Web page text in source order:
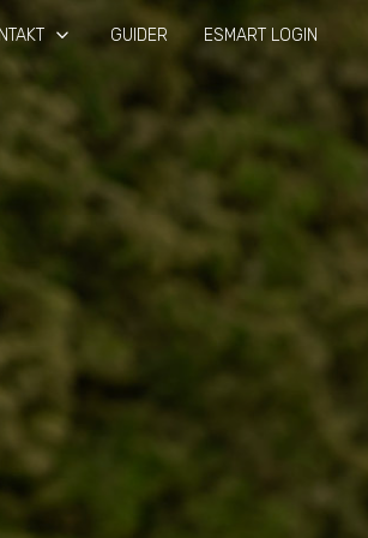
keyboard_arrow_down GUIDER ESMART LOGIN